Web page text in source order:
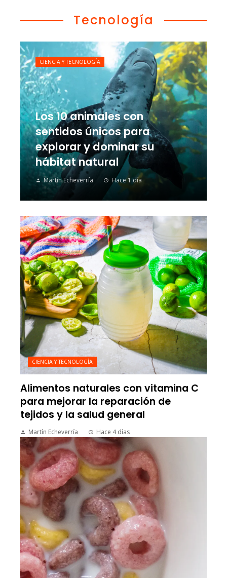
Tecnología
Los 10 animales con
sentidos únicos para
explorar y dominar su
hábitat natural
Martín Echeverría Hace 1 día
CIENCIA Y TECNOLOGÍA
CIENCIA Y TECNOLOGÍA
Alimentos naturales con vitamina C
para mejorar la reparación de
tejidos y la salud general
Martín Echeverría Hace 4 días